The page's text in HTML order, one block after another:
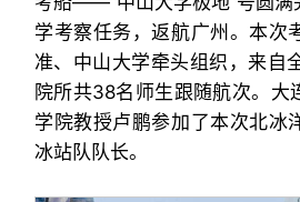
学考察任务，返航广州。本次
准、中山大学牵头组织，来自
院所共38名师生跟随航次。大
学院教授卢鹏参加了本次北冰
冰站队队长。